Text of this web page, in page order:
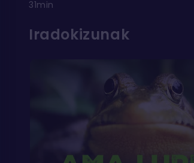
31min
Iradokizunak